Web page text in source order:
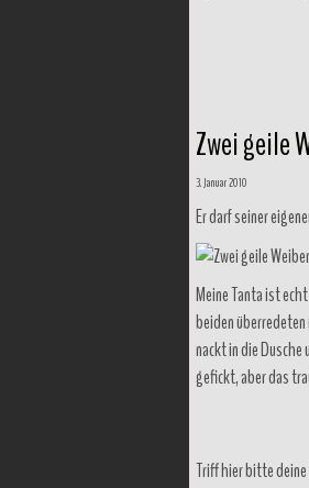
Zwei geile
3. Januar 2010
Er darf seiner
Meine Tanta ist
beiden
nackt in die
gefickt, aber das
Triff hier bitte